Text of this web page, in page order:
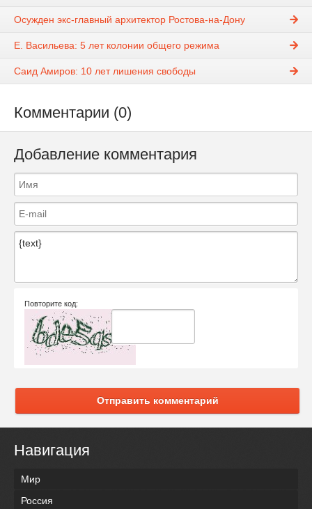
Осужден экс-главный архитектор Ростова-на-Дону
Е. Васильева: 5 лет колонии общего режима
Саид Амиров: 10 лет лишения свободы
Комментарии (0)
Добавление комментария
Повторите код:
Отправить комментарий
Навигация
Мир
Россия